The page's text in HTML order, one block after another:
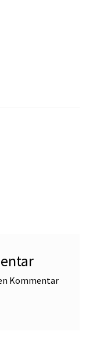
Kommentar